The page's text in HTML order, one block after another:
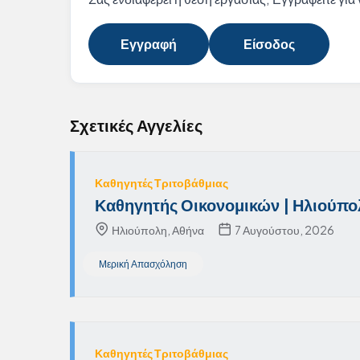
Εγγραφή Είσοδος
Σχετικές Αγγελίες
Καθηγητές Τριτοβάθμιας
Καθηγητής Οικονομικών |
Ηλιούπολη, Αθήνα 7 Αυγούστου, 2026
Μερική Απασχόληση
Καθηγητές Τριτοβάθμιας